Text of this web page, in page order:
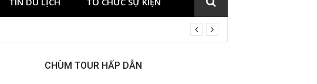
CHÙM TOUR HẤP DẪN